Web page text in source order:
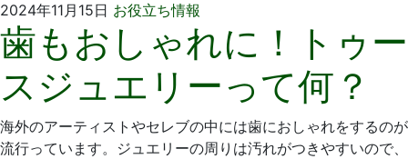
2024年11月15日 お役立ち情報
年
10
日
そ
歯
院
歯もおしゃれに！トゥー
スジュエリーって何？
海外のアーティストやセレブの中には歯におしゃれをするのが
流行っています。ジュエリーの周りは汚れがつきやすいので、